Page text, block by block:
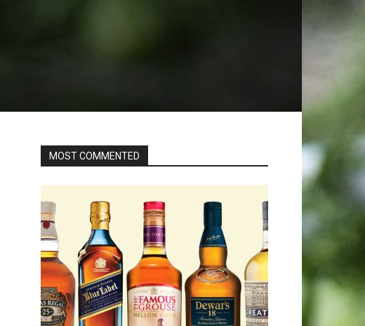
MOST COMMENTED